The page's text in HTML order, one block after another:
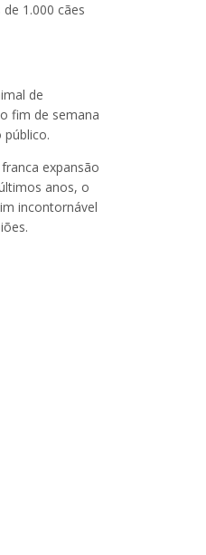
1.000 cães
de
fim de semana
expansão
anos, o
incontornável